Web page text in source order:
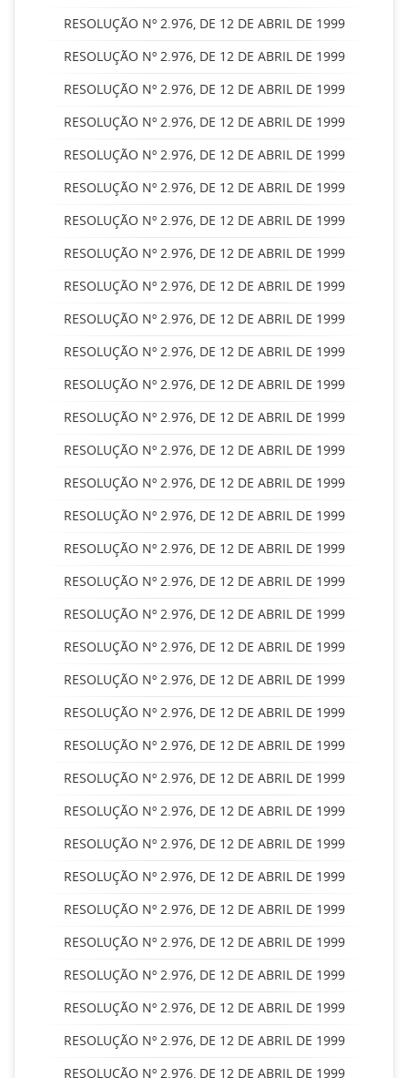
RESOLUÇÃO Nº 2.976, DE 12 DE ABRIL DE 1999
RESOLUÇÃO Nº 2.976, DE 12 DE ABRIL DE 1999
RESOLUÇÃO Nº 2.976, DE 12 DE ABRIL DE 1999
RESOLUÇÃO Nº 2.976, DE 12 DE ABRIL DE 1999
RESOLUÇÃO Nº 2.976, DE 12 DE ABRIL DE 1999
RESOLUÇÃO Nº 2.976, DE 12 DE ABRIL DE 1999
RESOLUÇÃO Nº 2.976, DE 12 DE ABRIL DE 1999
RESOLUÇÃO Nº 2.976, DE 12 DE ABRIL DE 1999
RESOLUÇÃO Nº 2.976, DE 12 DE ABRIL DE 1999
RESOLUÇÃO Nº 2.976, DE 12 DE ABRIL DE 1999
RESOLUÇÃO Nº 2.976, DE 12 DE ABRIL DE 1999
RESOLUÇÃO Nº 2.976, DE 12 DE ABRIL DE 1999
RESOLUÇÃO Nº 2.976, DE 12 DE ABRIL DE 1999
RESOLUÇÃO Nº 2.976, DE 12 DE ABRIL DE 1999
RESOLUÇÃO Nº 2.976, DE 12 DE ABRIL DE 1999
RESOLUÇÃO Nº 2.976, DE 12 DE ABRIL DE 1999
RESOLUÇÃO Nº 2.976, DE 12 DE ABRIL DE 1999
RESOLUÇÃO Nº 2.976, DE 12 DE ABRIL DE 1999
RESOLUÇÃO Nº 2.976, DE 12 DE ABRIL DE 1999
RESOLUÇÃO Nº 2.976, DE 12 DE ABRIL DE 1999
RESOLUÇÃO Nº 2.976, DE 12 DE ABRIL DE 1999
RESOLUÇÃO Nº 2.976, DE 12 DE ABRIL DE 1999
RESOLUÇÃO Nº 2.976, DE 12 DE ABRIL DE 1999
RESOLUÇÃO Nº 2.976, DE 12 DE ABRIL DE 1999
RESOLUÇÃO Nº 2.976, DE 12 DE ABRIL DE 1999
RESOLUÇÃO Nº 2.976, DE 12 DE ABRIL DE 1999
RESOLUÇÃO Nº 2.976, DE 12 DE ABRIL DE 1999
RESOLUÇÃO Nº 2.976, DE 12 DE ABRIL DE 1999
RESOLUÇÃO Nº 2.976, DE 12 DE ABRIL DE 1999
RESOLUÇÃO Nº 2.976, DE 12 DE ABRIL DE 1999
RESOLUÇÃO Nº 2.976, DE 12 DE ABRIL DE 1999
RESOLUÇÃO Nº 2.976, DE 12 DE ABRIL DE 1999
RESOLUÇÃO Nº 2.976, DE 12 DE ABRIL DE 1999